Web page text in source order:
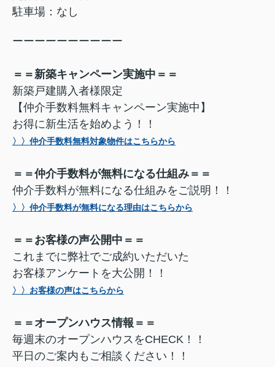
駐車場：なし
ーーーーーーーーーー
＝＝新築キャンペーン実施中＝＝
新築戸建購入者様限定
【仲介手数料無料キャンペーン実施中】
お得に新生活を始めよう！！
〉〉仲介手数料無料対象物件はこちらから
＝＝仲介手数料が無料になる仕組み＝＝
仲介手数料が無料になる仕組みをご説明！！
〉〉仲介手数料が無料になる理由はこちらから
＝＝お客様の声公開中＝＝
これまでに弊社でご成約いただいた
お客様アンケートを大公開！！
〉〉お客様の声はこちらから
＝＝オープンハウス情報＝＝
毎週末のオープンハウスをCHECK！！
平日のご案内もご相談ください！！